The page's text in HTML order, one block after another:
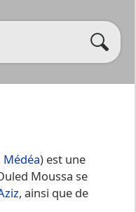
Médéa) est une
Moussa se
, ainsi que de